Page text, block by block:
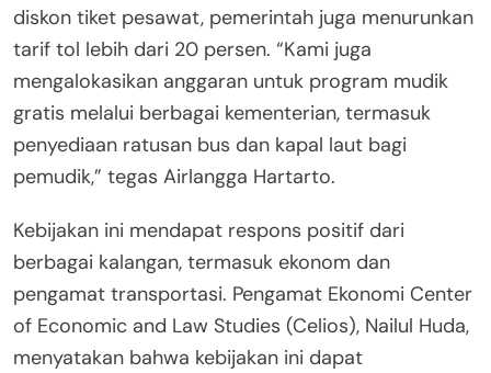
diskon tiket pesawat, pemerintah juga menurunkan
tarif tol lebih dari 20 persen. “Kami juga
mengalokasikan anggaran untuk program mudik
gratis melalui berbagai kementerian, termasuk
penyediaan ratusan bus dan kapal laut bagi
pemudik,” tegas Airlangga Hartarto.
Kebijakan ini mendapat respons positif dari
berbagai kalangan, termasuk ekonom dan
pengamat transportasi. Pengamat Ekonomi Center
of Economic and Law Studies (Celios), Nailul Huda,
menyatakan bahwa kebijakan ini dapat